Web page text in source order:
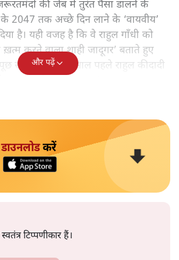
की जेब में तुरंत पैसा डालने के
2047 तक अच्छे दिन लाने के ‘वायवीय’
है। यही वजह है कि वे राहुल गाँधी को
करने वाला शाही जादूगर’ बताते हुए
रहे हैं कि पचास साल पहले राहुल कीदादी
हटाओ नारे का क्या हुआ?
और पढ़ें
डाउनलोडकरें
टिप्पणीकार हैं।